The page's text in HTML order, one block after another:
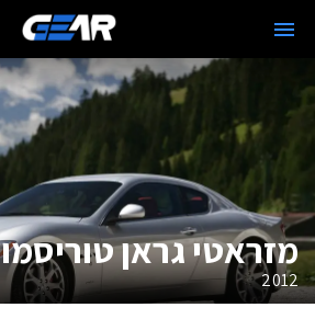
מזראטי גראן טוריסמו
2012